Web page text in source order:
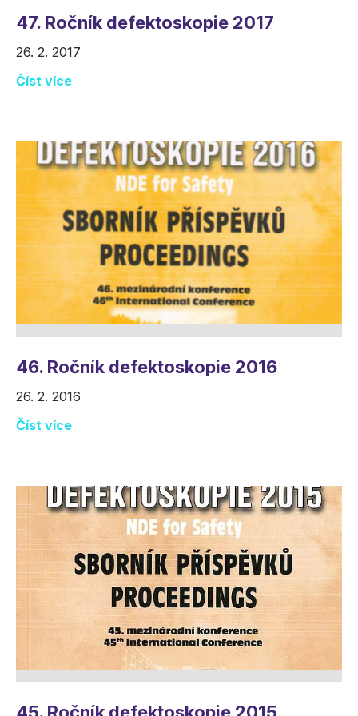
47. Ročník defektoskopie 2017
26. 2. 2017
Číst více
46. Ročník defektoskopie 2016
26. 2. 2016
Číst více
45. Ročník defektoskopie 2015